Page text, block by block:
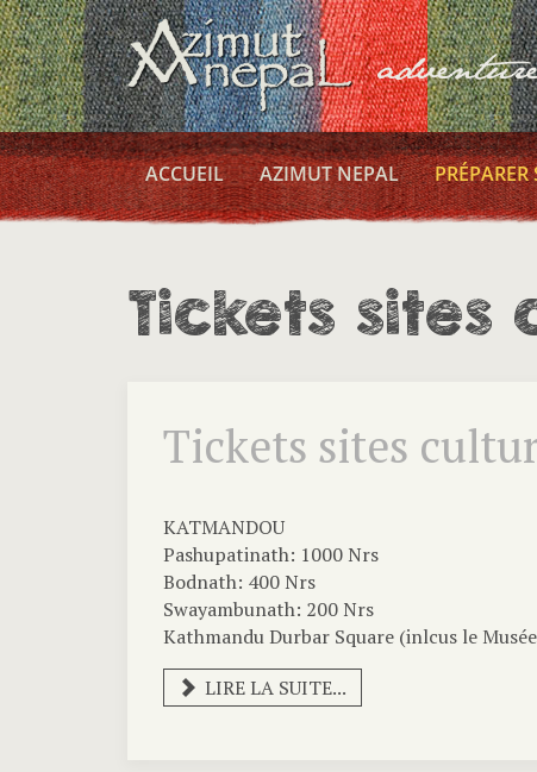
ACCUEIL AZIMUT NEPAL
Tickets sites
Tickets sites
KATMANDOU
Pashupatinath: 1000 Nrs
Bodnath: 400 Nrs
Swayambunath: 200 Nrs
Kathmandu Durbar Square (inlcus le
LIRE LA SUITE...